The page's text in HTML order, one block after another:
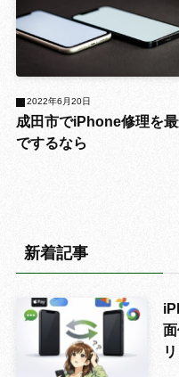
成田市でiPhone修理を
でするなら
2022年6月20日
新着記事